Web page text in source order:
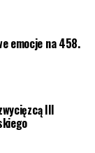
emocje na 458.
III